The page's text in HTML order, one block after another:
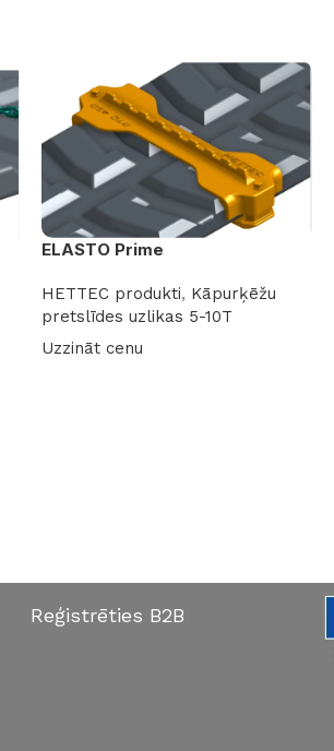
ELASTO Prime
HETTEC produkti, Kāpurķēžu
pretslīdes uzlikas 5-10T
Uzzināt cenu
Reģistrēties B2B